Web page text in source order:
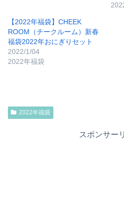
【2022年福袋】CHEEK
ROOM（チークルーム）新春
福袋2022年おにぎりセット
2022/1/04
2022年福袋
2022年福袋
スポンサー